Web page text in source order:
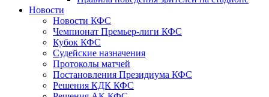
Новости
Новости КФС
Чемпионат Премьер-лиги КФС
Кубок КФС
Судейские назначения
Протоколы матчей
Постановления Президиума КФС
Решения КДК КФС